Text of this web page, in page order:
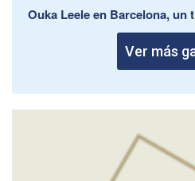
Ouka Leele en Barcelona, un
Ver más